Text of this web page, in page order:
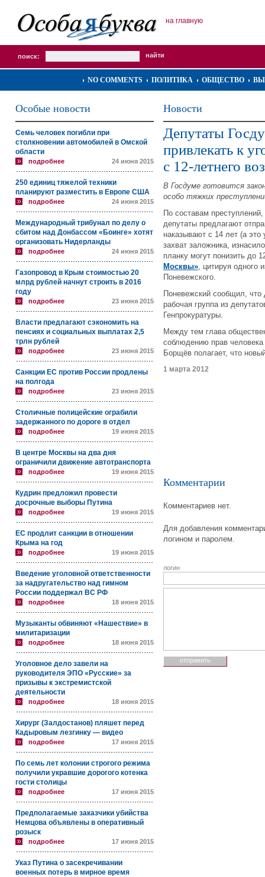
на главную
поиск:
NO COMMENTS ПОЛИТИКА ОБЩЕСТВО
Особые новости
Семь человек погибли при
столкновении автомобилей в Омской
области
подробнее 24 июня 2015
250 единиц тяжелой техники
планируют разместить в Европе США
подробнее 24 июня 2015
Международный трибунал по делу о
сбитом над Донбассом «Боинге» хотят
организовать Нидерланды
подробнее 24 июня 2015
Газопровод в Крым стоимостью 20
млрд рублей начнут строить в 2016
году
подробнее 23 июня 2015
Власти предлагают сэкономить на
пенсиях и социальных выплатах 2,5
трлн рублей
подробнее 23 июня 2015
Санкции ЕС против России продлены
на полгода
подробнее 23 июня 2015
Столичные полицейские ограбили
задержанного по дороге в отдел
подробнее 19 июня 2015
В центре Москвы на два дня
ограничили движение автотранспорта
подробнее 19 июня 2015
Кудрин предложил провести
досрочные выборы Путина
подробнее 19 июня 2015
ЕС продлит санкции в отношении
Крыма на год
подробнее 19 июня 2015
Введение уголовной ответственности
за надругательство над гимном
России поддержал ВС РФ
подробнее 18 июня 2015
Музыканты обвиняют «Нашествие» в
милитаризации
подробнее 18 июня 2015
Уголовное дело завели на
руководителя ЭПО «Русские» за
призывы к экстремистской
деятельности
подробнее 18 июня 2015
Хирург (Залдостанов) пляшет перед
Кадыровым лезгинку — видео
подробнее 17 июня 2015
По семь лет колонии строгого режима
получили укравшие дорогого котенка
гости столицы
подробнее 17 июня 2015
Предполагаемые заказчики убийства
Немцова объявлены в оперативный
розыск
подробнее 17 июня 2015
Указ Путина о засекречивании
военных потерь в мирное время
Новости
Депутаты
привлекать к
с 12-летнего
В Госдуме готовится
особо тяжких
По составам
депутаты предлагают
наказывают с 14 лет (а
захват заложника,
планку могут понизить до
Москвы», цитируя одного
Поневежского.
Поневежский сообщил, что
рабочая группа из
Генпрокуратуры.
Между тем глава
соблюдению прав
Борщёв полагает, что
1 марта 2012
Комментарии
Комментариев нет.
Для добавления
логином и паролем.
логин